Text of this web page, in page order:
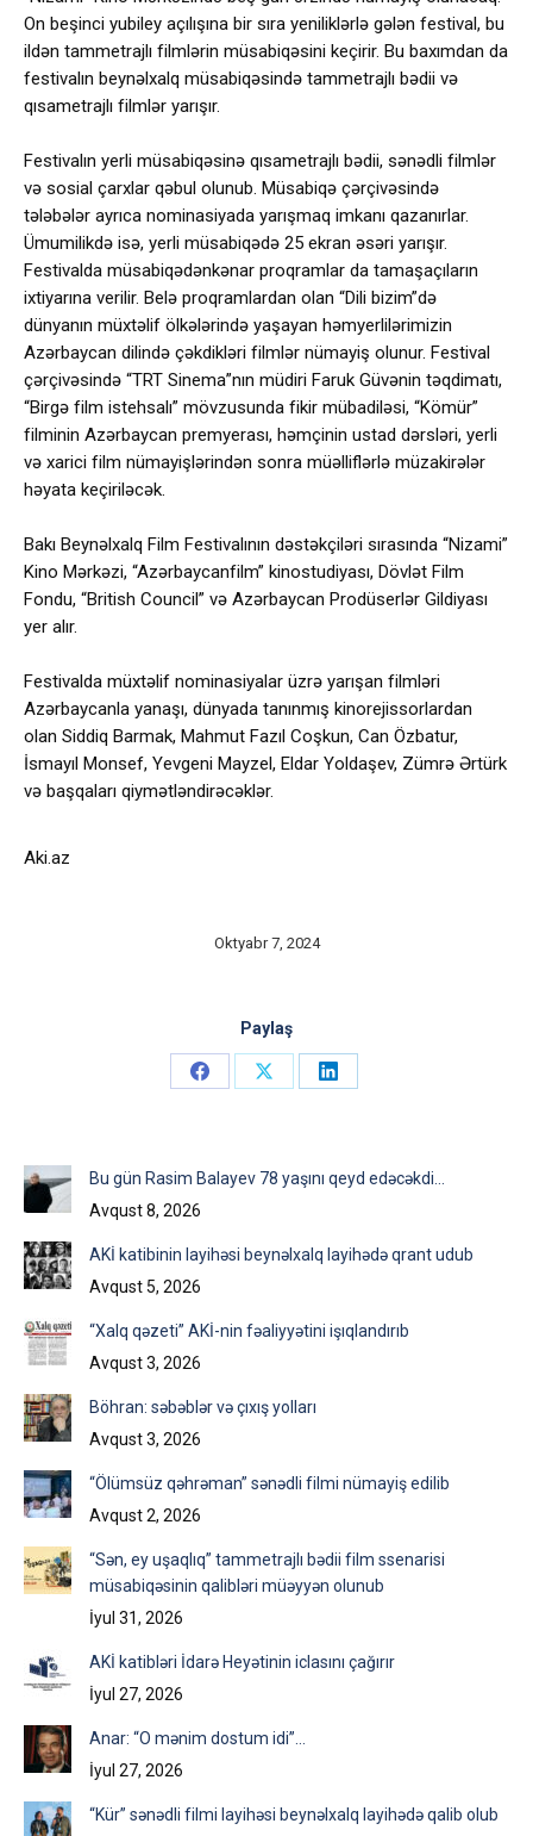
On beşinci yubiley açılışına bir sıra yeniliklərlə gələn festival, bu
ildən tammetrajlı filmlərin müsabiqəsini keçirir. Bu baxımdan da
festivalın beynəlxalq müsabiqəsində tammetrajlı bədii və
qısametrajlı filmlər yarışır.
Festivalın yerli müsabiqəsinə qısametrajlı bədii, sənədli filmlər
və sosial çarxlar qəbul olunub. Müsabiqə çərçivəsində
tələbələr ayrıca nominasiyada yarışmaq imkanı qazanırlar.
Ümumilikdə isə, yerli müsabiqədə 25 ekran əsəri yarışır.
Festivalda müsabiqədənkənar proqramlar da tamaşaçıların
ixtiyarına verilir. Belə proqramlardan olan “Dili bizim”də
dünyanın müxtəlif ölkələrində yaşayan həmyerlilərimizin
Azərbaycan dilində çəkdikləri filmlər nümayiş olunur. Festival
çərçivəsində “TRT Sinema”nın müdiri Faruk Güvənin təqdimatı,
“Birgə film istehsalı” mövzusunda fikir mübadiləsi, “Kömür”
filminin Azərbaycan premyerası, həmçinin ustad dərsləri, yerli
və xarici film nümayişlərindən sonra müəlliflərlə müzakirələr
həyata keçiriləcək.
Bakı Beynəlxalq Film Festivalının dəstəkçiləri sırasında “Nizami”
Kino Mərkəzi, “Azərbaycanfilm” kinostudiyası, Dövlət Film
Fondu, “British Council” və Azərbaycan Prodüserlər Gildiyası
yer alır.
Festivalda müxtəlif nominasiyalar üzrə yarışan filmləri
Azərbaycanla yanaşı, dünyada tanınmış kinorejissorlardan
olan Siddiq Barmak, Mahmut Fazıl Coşkun, Can Özbatur,
İsmayıl Monsef, Yevgeni Mayzel, Eldar Yoldaşev, Zümrə Ərtürk
və başqaları qiymətləndirəcəklər.
Aki.az
Oktyabr 7, 2024
Paylaş
Share
Share
Share
Bu gün Rasim Balayev 78 yaşını qeyd edəcəkdi…
Avqust 8, 2026
AKİ katibinin layihəsi beynəlxalq layihədə qrant udub
Avqust 5, 2026
“Xalq qəzeti” AKİ-nin fəaliyyətini işıqlandırıb
Avqust 3, 2026
Böhran: səbəblər və çıxış yolları
Avqust 3, 2026
“Ölümsüz qəhrəman” sənədli filmi nümayiş edilib
Avqust 2, 2026
“Sən, ey uşaqlıq” tammetrajlı bədii film ssenarisi
müsabiqəsinin qalibləri müəyyən olunub
İyul 31, 2026
AKİ katibləri İdarə Heyətinin iclasını çağırır
İyul 27, 2026
Anar: “O mənim dostum idi”…
İyul 27, 2026
“Kür” sənədli filmi layihəsi beynəlxalq layihədə qalib olub